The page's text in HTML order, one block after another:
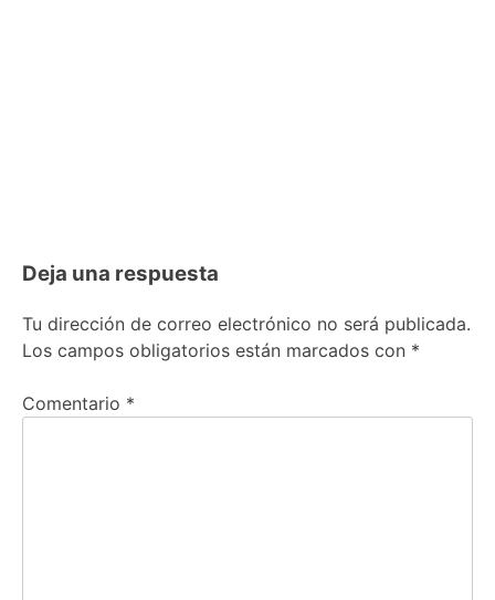
Deja una respuesta
Tu dirección de correo electrónico no será publicada.
Los campos obligatorios están marcados con *
Comentario *